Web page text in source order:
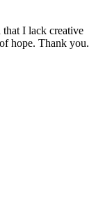
I lack creative
hope. Thank you.